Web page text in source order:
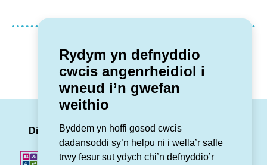
Rydym yn defnyddio
cwcis angenrheidiol i
wneud i’n gwefan
weithio
Byddem yn hoffi gosod cwcis
dadansoddi sy’n helpu ni i wella’r safle
trwy fesur sut ydych chi’n defnyddio’r
Oedd Nagoedd
Dilynwch ni LinkedIn
Facebook
Twitter